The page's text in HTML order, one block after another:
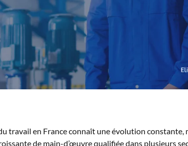
travail en France connaît une évolution constante,
de main-d’œuvre qualifiée dans plusieurs